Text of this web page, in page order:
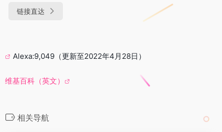
链接直达
Alexa:9,049（更新至2022年4月28日）
维基百科（英文）
相关导航